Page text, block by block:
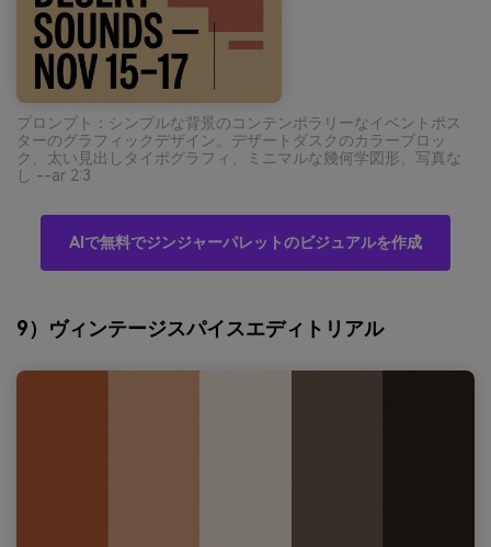
プロンプト：シンプルな背景のコンテンポラリーなイベントポス
ターのグラフィックデザイン。デザートダスクのカラーブロッ
ク、太い見出しタイポグラフィ、ミニマルな幾何学図形、写真な
し --ar 2:3
AIで無料でジンジャーパレットのビジュアルを作成
9）ヴィンテージスパイスエディトリアル